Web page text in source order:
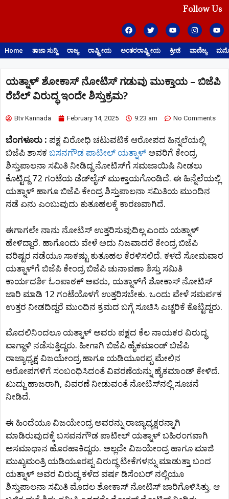
Follow Us
Home ತಾಜಾ ಸುದ್ದಿ ರಾಜ್ಯ ರಾಷ್ಟ್ರೀಯ ಅಂತರರಾಷ್ಟ್ರೀಯ ಕ್ರೀಡೆ ವಾಣಿಜ್ಯ
ಯತ್ನಾಳ್‌ ಶೋಕಾಸ್ ನೋಟಿಸ್ ಗಡುವು ಮುಕ್ತಾಯ – ಬಿಜೆಪಿ
ರೆಬೆಲ್ ವಿರುದ್ಧ ಇಂದೇ ಶಿಸ್ತುಕ್ರಮ?
Btv Kannada February 14, 2025 9:23 am No Comments
ಬೆಂಗಳೂರು : ಪಕ್ಷ ವಿರೋಧಿ ಚಟುವಟಿಕೆ ಆರೋಪದ ಹಿನ್ನಲೆಯಲ್ಲಿ
ಬಿಜೆಪಿ ಶಾಸಕ ಬಸನಗೌಡ ಪಾಟೀಲ್‌ ಯತ್ನಾಳ್‌ ಅವರಿಗೆ ಕೇಂದ್ರ
ಶಿಸ್ತುಪಾಲನಾ ಸಮಿತಿ ನೀಡಿದ್ದ ನೋಟಿಸ್‌ಗೆ ಸಮಜಾಯಿಷಿ ನೀಡಲು
ಕೊಟ್ಟಿದ್ದ 72 ಗಂಟೆಯ ಡೆಡ್​ಲೈನ್​ ಮುಕ್ತಾಯಗೊಂಡಿದೆ. ಈ ಹಿನ್ನೆಲೆಯಲ್ಲಿ
ಯತ್ನಾಳ್‌ ಹಾಗೂ ಬಿಜೆಪಿ ಕೇಂದ್ರ ಶಿಸ್ತುಪಾಲನಾ ಸಮಿತಿಯ ಮುಂದಿನ
ನಡೆ ಏನು ಎಂಬುವುದು ಕುತೂಹಲಕ್ಕೆ ಕಾರಣವಾಗಿದೆ.
ಈಗಾಗಲೇ ನಾನು ನೋಟಿಸ್ ಉತ್ತರಿಸುವುದಿಲ್ಲ ಎಂದು ಯತ್ನಾಳ್
ಹೇಳಿದ್ದಾರೆ. ಹಾಗೊಂದು ವೇಳೆ ಅದು ನಿಜವಾದರೆ ಕೇಂದ್ರ ಬಿಜೆಪಿ
ವರಿಷ್ಟರ ನಡೆಯೂ ಸಾಕಷ್ಟು ಕುತೂಹಲ ಕೆರಳಿಸಲಿದೆ. ಕಳದೆ ಸೋಮವಾರ
ಯತ್ನಾಳ್‌ಗೆ ಬಿಜೆಪಿ ಕೇಂದ್ರ ಬಿಜೆಪಿ ಚುನಾವಣಾ ಶಿಸ್ತು ಸಮಿತಿ
ಕಾರ್ಯದರ್ಶಿ ಓಂಪಾಠಕ್ ಅವರು, ಯತ್ನಾಳ್‌ಗೆ ಶೋಕಾಸ್ ನೋಟಿಸ್
ಜಾರಿ ಮಾಡಿ 12 ಗಂಟೆಯೊಳಗೆ ಉತ್ತರಿಸಬೇಕು. ಒಂದು ವೇಳೆ ಸಮರ್ಪಕ
ಉತ್ತರ ನೀಡದಿದ್ದರೆ ಮುಂದಿನ ಕ್ರಮದ ಬಗ್ಗೆ ಸೂಚಿಸಿ ಎಚ್ಚರಿಕೆ ಕೊಟ್ಟಿದ್ದರು.
ಮೊದಲಿನಿಂದಲೂ ಯತ್ನಾಳ್ ಅವರು ಪಕ್ಷದ ಕೆಲ ನಾಯಕರ ವಿರುದ್ಧ
ವಾಗ್ದಾಳಿ ನಡೆಸುತ್ತಿದ್ದರು. ಹೀಗಾಗಿ ಬಿಜೆಪಿ ಹೈಕಮಾಂಡ್ ಬಿಜೆಪಿ
ರಾಜ್ಯಾಧ್ಯಕ್ಷ ವಿಜಯೇಂದ್ರ ಹಾಗೂ ಯಡಿಯೂರಪ್ಪ ಮೇಲಿನ
ಆರೋಪಗಳಿಗೆ ಸಂಬಂಧಿಸಿದಂತೆ ವಿವರಣೆಯನ್ನು ಹೈಕಮಾಂಡ್ ಕೇಳಿದೆ.
ಖುದ್ದು ಹಾಜರಾಗಿ, ವಿವರಣೆ ನೀಡುವಂತೆ ನೋಟಿಸ್‌ನಲ್ಲಿ ಸೂಚನೆ
ನೀಡಿದೆ.
ಈ ಹಿಂದೆಯೂ ವಿಜಯೇಂದ್ರ ಅವರನ್ನು ರಾಜ್ಯಾಧ್ಯಕ್ಷರನ್ನಾಗಿ
ಮಾಡಿರುವುದಕ್ಕೆ ಬಸವನಗೌಡ ಪಾಟೀಲ್ ಯತ್ನಾಳ್ ಬಹಿರಂಗವಾಗಿ
ಅಸಮಾಧಾನ ಹೊರಹಾಕಿದ್ದರು. ಅಲ್ಲದೇ ವಿಜಯೇಂದ್ರ ಹಾಗೂ ಮಾಜಿ
ಮುಖ್ಯಮಂತ್ರಿ ಯಡಿಯೂರಪ್ಪ ವಿರುದ್ಧ ಟೀಕೆಗಳನ್ನು ಮಾಡುತ್ತಾ ಬಂದ
ಯತ್ನಾಳ್ ಅವರ ವಿರುದ್ಧ ಕಳೆದ ವರ್ಷ ಡಿಸೆಂಬರ್ ನಲ್ಲಿಯೂ
ಶಿಸ್ತುಪಾಲನಾ ಸಮಿತಿ ಮೊದಲ ಶೋಕಾಸ್ ನೋಟಿಸ್ ಜಾರಿಗೊಳಿಸಿತ್ತು. ಆ